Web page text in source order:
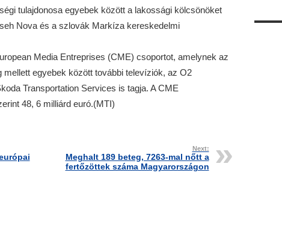
tulajdonosa egyebek között a lakossági kölcsönöket
Nova és a szlovák Markíza kereskedelmi
Media Entreprises (CME) csoportot, amelynek az
egyebek között további televíziók, az O2
Transportation Services is tagja. A CME
48, 6 milliárd euró.(MTI)
Next:
Meghalt 189 beteg, 7263-mal nőtt a
fertőzöttek száma Magyarországon